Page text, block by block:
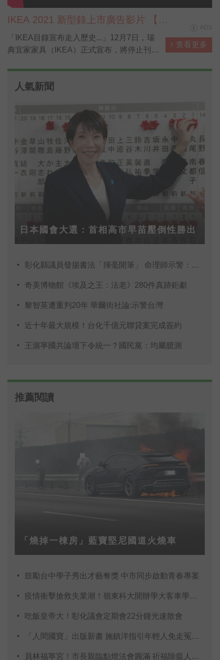
IKEA 2021 新型錄上市廣告影片 【貓
媽篇】
「IKEA目錄宣布走入歷史...」12月7日，瑞
典宜家家具（IKEA）正式宣布，將停止刊印
將成為歷史上「最後一本目錄」。圖為2021
查看更多
人氣新聞
日本國會大選：首相高市早苗壓倒性勝出
彰化縣議員發揚書法「揮毫開筆」 命理師示警：不
奇美博物館《埃及之王：法老》280件真跡鉅獻
黎智英遭重判20年 華爾街社論:示警台灣
近十年最大規模！台化千億元聯貸案完成簽約
王滬寧國共論壇下令統一？國民黨：均屬臆測
推薦閱讀
「燒掉一棟房」藍寶堅尼國道火燒車
鼓勵台中學子秀出才藝奪獎 中市同步啟動青春專案
疫情衝擊搶救失業潮！嶺東科大開辦學大客車學費全免
吃飯皇帝大！彰化議會定期會22分鐘光速散會
「人間國寶」出版新書 施鎮洋指引年輕人免走冤枉路
員林福寧宮！市長親臨點燈法會圓滿 祈福除瘟人龍綿延